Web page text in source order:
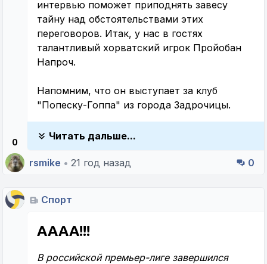
0
интервью поможет приподнять завесу
тайну над обстоятельствами этих
переговоров. Итак, у нас в гостях
талантливый хорватский игрок Пройобан
Напроч.
Напомним, что он выступает за клуб
"Попеску-Гоппа" из города Задрочицы.
Читать дальше...
rsmike • 21 год назад 0
Спорт
АААА!!!
В российской премьер-лиге завершился